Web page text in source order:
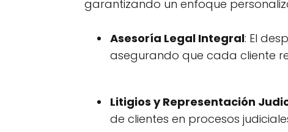
garantizando un enfoque
Asesoría Legal Integral: El
asegurando que cada cliente
Litigios y Representación
de clientes en procesos